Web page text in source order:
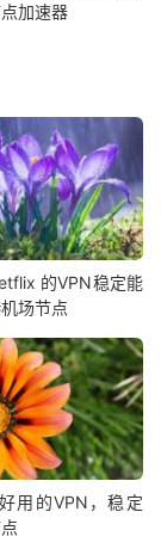
加速器
的VPN稳定能
场节点
用的VPN，稳定